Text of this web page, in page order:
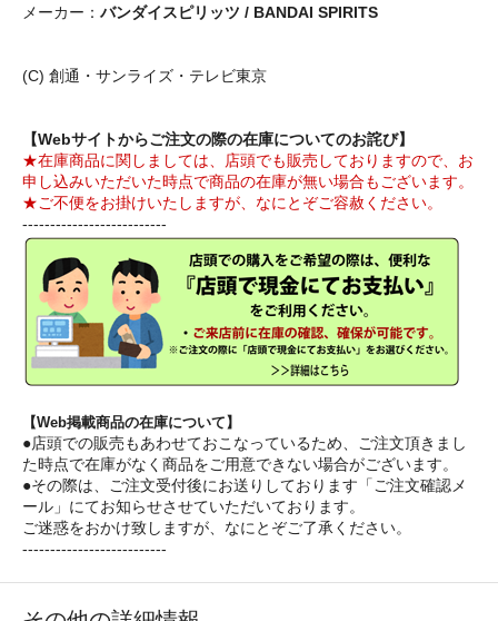
メーカー： バンダイスピリッツ / BANDAI SPIRITS
(C) 創通・サンライズ・テレビ東京
【Webサイトからご注文の際の在庫についてのお詫び】
★在庫商品に関しましては、店頭でも販売しておりますので、お
申し込みいただいた時点で商品の在庫が無い場合もございます。
★ご不便をお掛けいたしますが、なにとぞご容赦ください。
--------------------------
【Web掲載商品の在庫について】
●店頭での販売もあわせておこなっているため、ご注文頂きまし
た時点で在庫がなく商品をご用意できない場合がございます。
●その際は、ご注文受付後にお送りしております「ご注文確認メ
ール」にてお知らせさせていただいております。
ご迷惑をおかけ致しますが、なにとぞご了承ください。
--------------------------